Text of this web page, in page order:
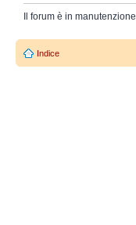
Il forum è in manutenzione
Indice